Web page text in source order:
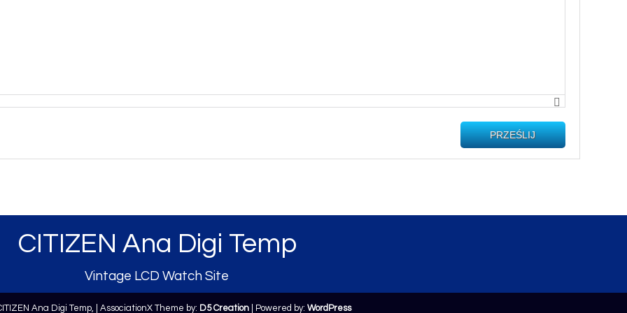
PRZEŚLIJ
CITIZEN Ana Digi Temp
Vintage LCD Watch Site
Ana Digi Temp, | AssociationX Theme by: D5 Creation| Powered by: WordPress